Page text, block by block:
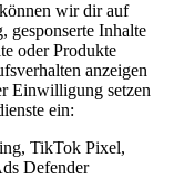
wir dir auf
gesponserte Inhalte
oder Produkte
anzeigen
Einwilligung setzen
ein:
TikTok Pixel,
Defender